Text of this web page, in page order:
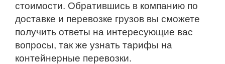
стоимости. Обратившись в компанию по
доставке и перевозке грузов вы сможете
получить ответы на интересующие вас
вопросы, так же узнать тарифы на
контейнерные перевозки.